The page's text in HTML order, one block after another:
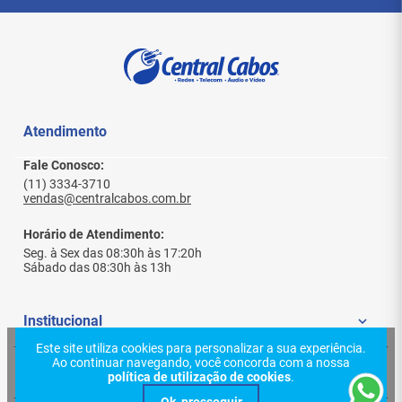
Este site utiliza cookies para personalizar a sua experiência.
Ao continuar navegando, você concorda com a nossa
política de utilização de cookies.
Atendimento
Fale Conosco:
(11) 3334-3710
vendas@centralcabos.com.br
Horário de Atendimento:
Seg. à Sex das 08:30h às 17:20h
Sábado das 08:30h às 13h
Institucional
Quem Somos
Ajuda e Suporte